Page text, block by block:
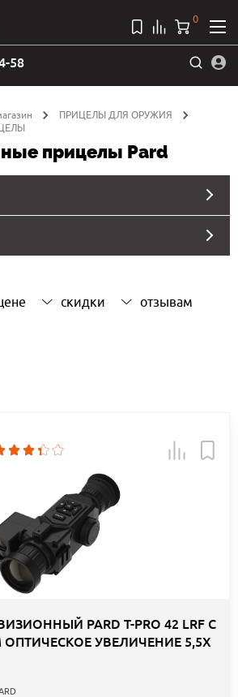
58
0
ПРИЦЕЛЫ ДЛЯ ОРУЖИЯ
прицелы Pard
скидки отзывам
PARD T-PRO 42 LRF С
УВЕЛИЧЕНИЕ 5,5Х